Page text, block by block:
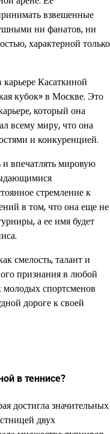
взвешенные
ни фанатов, ни
характерной только
Касаткиной
кубок» в Москве. Это
который она
всему миру, что она
и конкуренцией.
впечатлять мировую
стремление к
в том, что она еще не
а ее имя будет
смелость, талант и
признания в любой
молодых спортсменов
дороге к своей
в теннисе?
достигла значительных
двух